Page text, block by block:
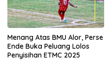
Menang Atas BMU Alor, Perse
Ende Buka Peluang Lolos
Penyisihan ETMC 2025